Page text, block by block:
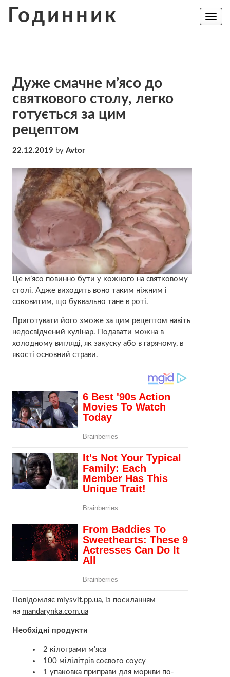
Годинник
Toggle
Дуже смачне м’ясо до
святкового столу, легко
готується за цим
рецептом
22.12.2019 by Avtor
Це м’ясо повинно бути у кожного на святковому
столі. Адже виходить воно таким ніжним і
соковитим, що буквально тане в роті.
Приготувати його зможе за цим рецептом навіть
недосвідчений кулінар. Подавати можна в
холодному вигляді, як закуску або в гарячому, в
якості основний страви.
Повідомляє miysvit.pp.ua, із посиланням
на mandarynka.com.ua
Необхідні продукти
2 кілограми м’яса
100 мілілітрів соєвого соусу
1 упаковка приправи для моркви по-